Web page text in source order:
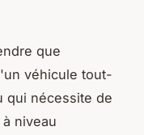
que
véhicule tout-
qui nécessite de
niveau